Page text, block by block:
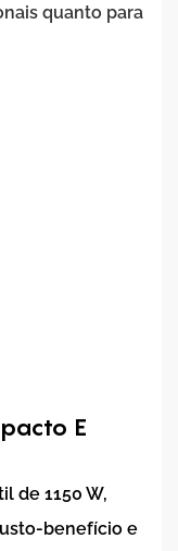
quanto para
E
de 1150 W,
benefício e